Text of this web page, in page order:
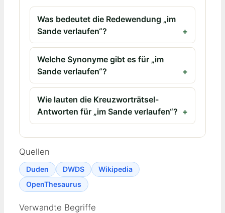
Was bedeutet die Redewendung „im
Sande verlaufen“?
Welche Synonyme gibt es für „im
Sande verlaufen“?
Wie lauten die Kreuzworträtsel-
Antworten für „im Sande verlaufen“?
Quellen
Duden DWDS
Wikipedia
OpenThesaurus
Verwandte Begriffe